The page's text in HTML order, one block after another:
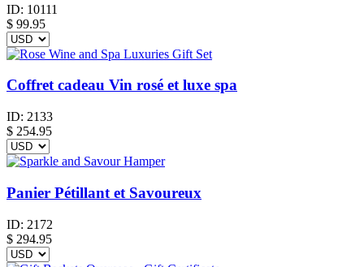
ID: 10111
$ 99.95
Coffret cadeau Vin rosé et luxe spa
ID: 2133
$ 254.95
Panier Pétillant et Savoureux
ID: 2172
$ 294.95